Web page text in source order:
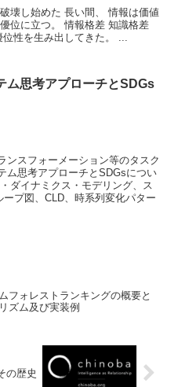
壊し始めた 長い間、 情報は価値
位に立つ。 情報格差 知識格差
性を生み出してきた。 ...
ム思考アプローチとSDGs
ンスフォーメーション等のタスク
ム思考アプローチとSDGsについ
ダイナミクス・モデリング、ス
プ図、CLD、時系列変化パター
フォレストランキングの概要と
ズム及び実装例
の歴史